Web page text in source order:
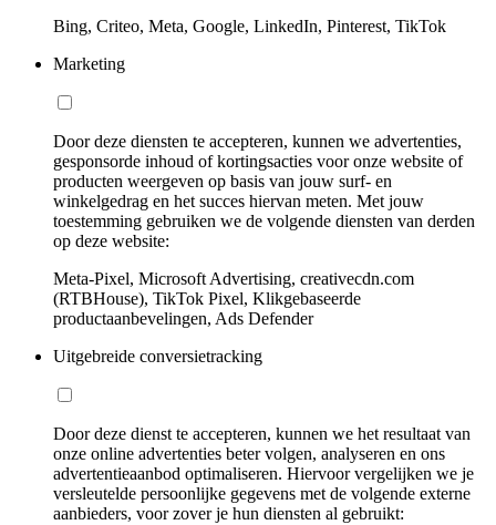
Bing, Criteo, Meta, Google, LinkedIn, Pinterest, TikTok
Marketing
Door deze diensten te accepteren, kunnen we advertenties,
gesponsorde inhoud of kortingsacties voor onze website of
producten weergeven op basis van jouw surf- en
winkelgedrag en het succes hiervan meten. Met jouw
toestemming gebruiken we de volgende diensten van derden
op deze website:
Meta-Pixel, Microsoft Advertising, creativecdn.com
(RTBHouse), TikTok Pixel, Klikgebaseerde
productaanbevelingen, Ads Defender
Uitgebreide conversietracking
Door deze dienst te accepteren, kunnen we het resultaat van
onze online advertenties beter volgen, analyseren en ons
advertentieaanbod optimaliseren. Hiervoor vergelijken we je
versleutelde persoonlijke gegevens met de volgende externe
aanbieders, voor zover je hun diensten al gebruikt: